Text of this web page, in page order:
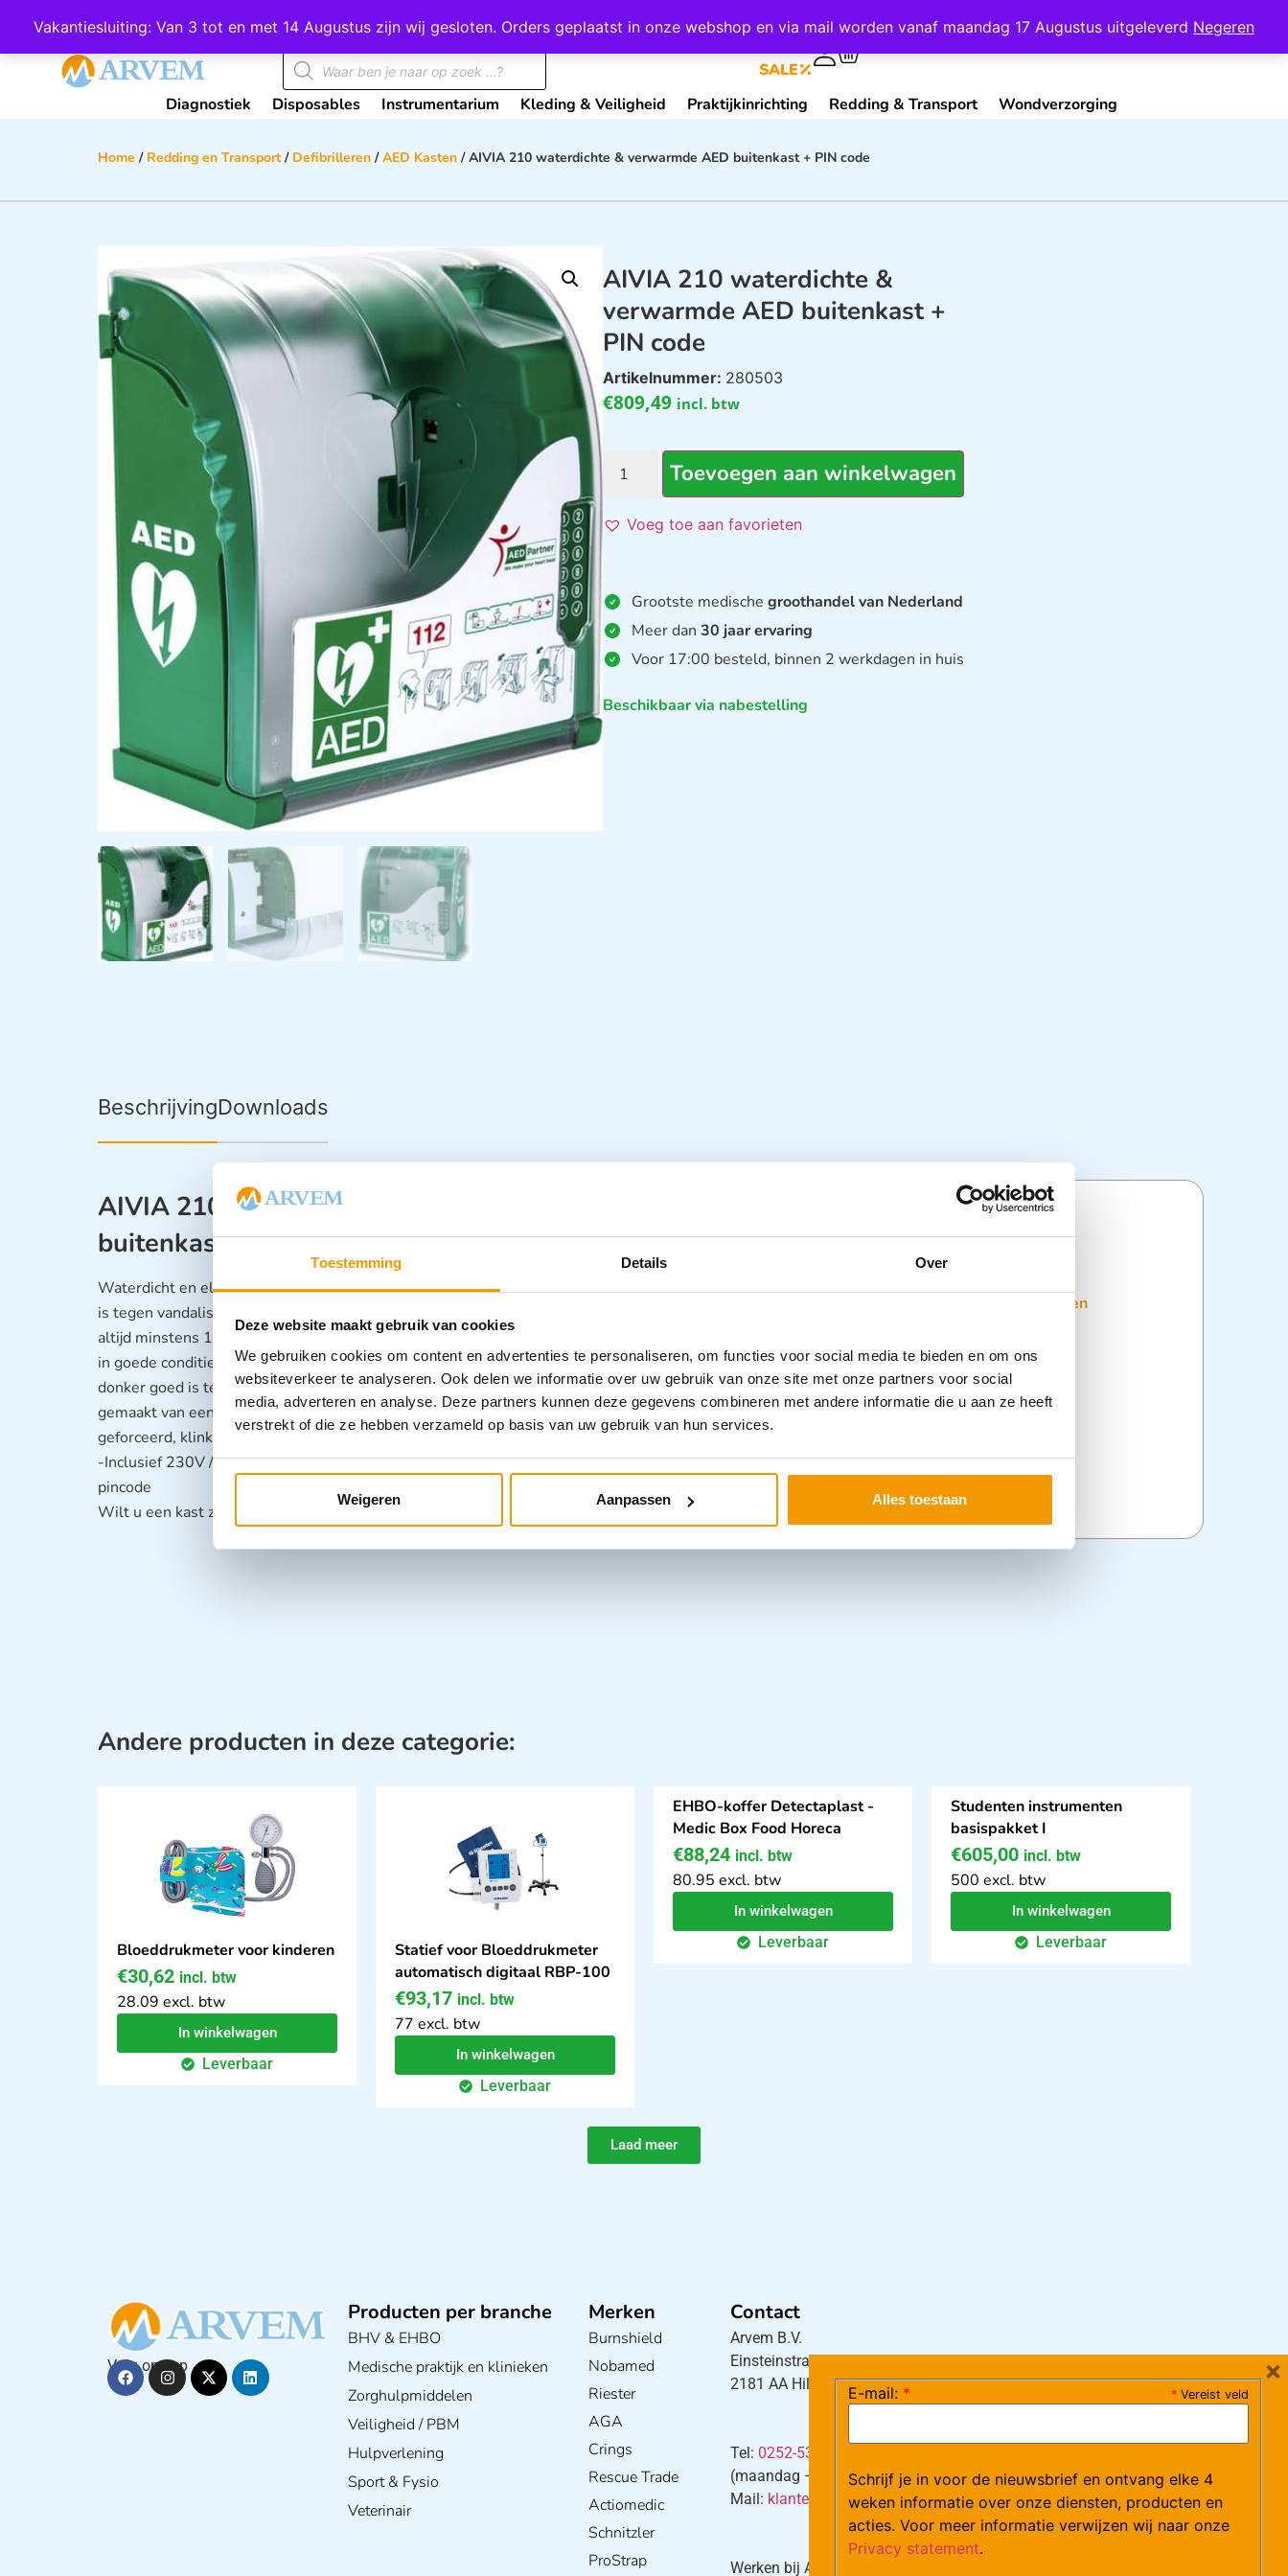
Toestemming Details Over
Deze website maakt gebruik van cookies
We gebruiken cookies om content en advertenties te personaliseren, om functies voor social media te bieden en om ons
websiteverkeer te analyseren. Ook delen we informatie over uw gebruik van onze site met onze partners voor social
media, adverteren en analyse. Deze partners kunnen deze gegevens combineren met andere informatie die u aan ze heeft
verstrekt of die ze hebben verzameld op basis van uw gebruik van hun services.
Weigeren Aanpassen Alles toestaan
Vakantiesluiting: Van 3 tot en met 14 Augustus zijn wij gesloten. Orders geplaatst in onze webshop en via mail worden vanaf maandag 17 Augustus uitgeleverd Negeren
Wij scoren een 4,8 op Google Mijn Account Contact
SALE
Diagnostiek Disposables Instrumentarium Kleding & Veiligheid Praktijkinrichting Redding & Transport Wondverzorging
Home / Redding en Transport/ Defibrilleren /AED Kasten / AIVIA 210 waterdichte & verwarmde AED buitenkast + PIN code
AIVIA 210 waterdichte &
verwarmde AED buitenkast +
PIN code
Artikelnummer: 280503
€809,49 incl. btw
Toevoegen aan winkelwagen
Voeg toe aan favorieten
Grootste medischegroothandel van Nederland
Meer dan30 jaar ervaring
Voor 17:00 besteld, binnen 2 werkdagen in huis
Beschikbaar via nabestelling
BeschrijvingDownloads
AIVIA 210 waterdichte & verwarmde AED
buitenkast + PIN code
Waterdicht en elektrisch verwarmbare AED kast van AIVIA, die uitermate goed bestendig
is tegen vandalisme. De kast heeft een ingebouwde thermostaat, waardoor het in de kast
altijd minstens 10 graden warm is, hierdoor blijft de AED ook bij regen of vorst (tot -20°C)
in goede conditie. Verder is de kast voorzien van LED-verlichting, zodat de deze zelfs in het
donker goed is te zien. De AED-kast is gemaakt van ABS kunststof en het venster is
gemaakt van een bijna onverwoestbaar polycarbonaat en als de toegangsklep wordt
geforceerd, klinkt er een akoestisch alarm en begint de LED-verlichting rood te knipperen.
-Inclusief 230V / 24V transformator -Afmetingen: 38,8 x 42,3 x 20,1 cm (lxhxd) -Met
pincode
Wilt u een kast zonder PIN-code,
Zie:
Specificaties
Nieuwe Producten
Andere producten in deze categorie:
Bloeddrukmeter voor kinderen
€30,62 incl. btw
28.09 excl. btw
In winkelwagen
Leverbaar
Statief voor Bloeddrukmeter
automatisch digitaal RBP-100
€93,17 incl. btw
77 excl. btw
In winkelwagen
Leverbaar
EHBO-koffer Detectaplast -
Medic Box Food Horeca
€88,24 incl. btw
80.95 excl. btw
In winkelwagen
Leverbaar
Studenten instrumenten
basispakket I
€605,00 incl. btw
500 excl. btw
In winkelwagen
Leverbaar
Laad meer
Volg ons op
Producten per branche
BHV & EHBO
Medische praktijk en klinieken
Zorghulpmiddelen
Veiligheid / PBM
Hulpverlening
Sport & Fysio
Veterinair
Merken
Burnshield
Nobamed
Riester
AGA
Crings
Rescue Trade
Actiomedic
Schnitzler
ProStrap
Contact
Arvem B.V.
Einsteinstraat 5
2181 AA Hillegom
Tel: 0252-533256
(maandag – donderdag 08:30-17:15 uur / vrijdag 08:30-16:00 uur)
Mail: klantenservice@arvem.nl
Werken bij Arvem?
* Vereist veld
E-mail: *
Schrijf je in voor de nieuwsbrief en ontvang elke 4
weken informatie over onze diensten, producten en
acties. Voor meer informatie verwijzen wij naar onze
Privacy statement.
×